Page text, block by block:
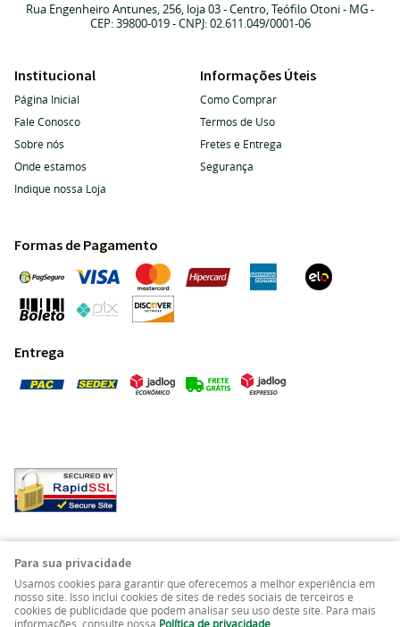
Rua Engenheiro Antunes, 256, loja 03-Centro, Teófilo Otoni- MG-
CEP: 39800-019- CNPJ: 02.611.049/0001-06
Institucional
Página Inicial
Fale Conosco
Sobre nós
Onde estamos
Indique nossa Loja
Informações Úteis
Como Comprar
Termos de Uso
Fretes e Entrega
Segurança
Formas de Pagamento
Entrega
LOJA VIRTUAL CRIADA POR
Para sua privacidade
Usamos cookies para garantir que oferecemos a melhor experiência em
nosso site. Isso inclui cookies de sites de redes sociais de terceiros e
cookies de publicidade que podem analisar seu uso deste site. Para mais
informações, consulte nossa Política de privacidade